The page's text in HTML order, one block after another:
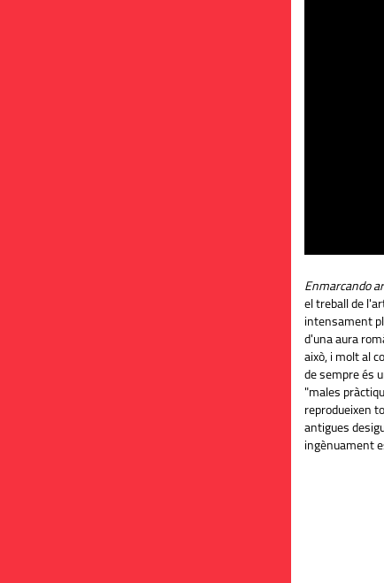
Enmarcando
el treball de
intensament
d'una aura
això, i molt al
de sempre és
"males
reprodueixen
antigues
ingènuament